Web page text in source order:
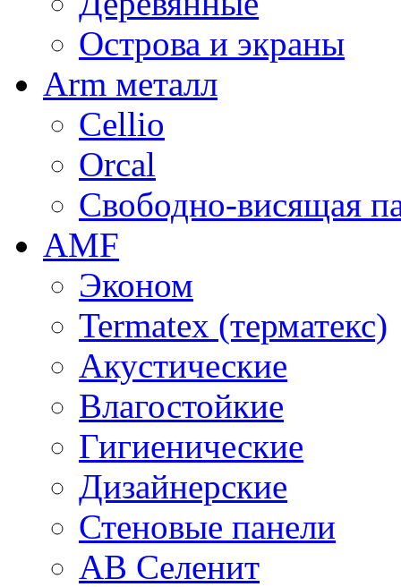
Острова и экраны
Arm металл
Cellio
Orcal
Свободно-висящая
AMF
Эконом
Termatex (терматекс)
Акустические
Влагостойкие
Гигиенические
Дизайнерские
Стеновые панели
AB Селенит